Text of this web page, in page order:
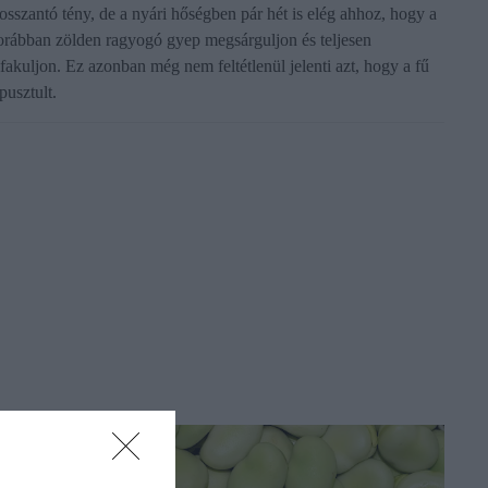
tény, de a nyári hőségben pár hét is elég ahhoz, hogy a
zölden ragyogó gyep megsárguljon és teljesen
Ez azonban még nem feltétlenül jelenti azt, hogy a fű